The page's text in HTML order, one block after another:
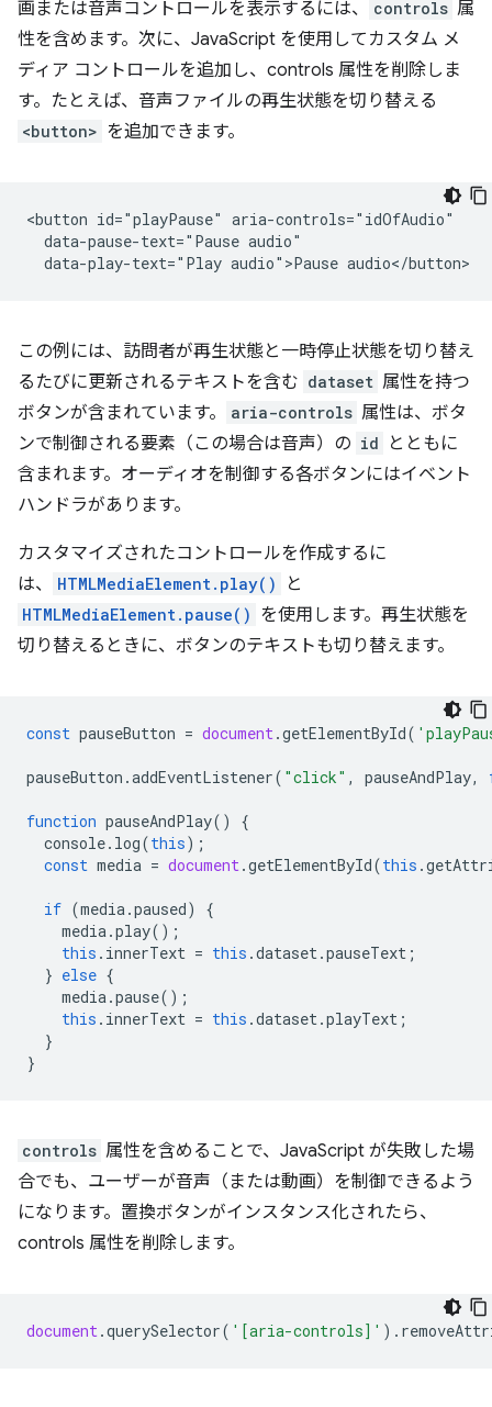
画または音声コントロールを表示するには、 controls 属
性を含めます。次に、JavaScript を使用してカスタム メ
ディア コントロールを追加し、controls 属性を削除しま
す。たとえば、音声ファイルの再生状態を切り替える
<button> を追加できます。
<button id="playPause" aria-controls="idOfAudio"
  data-pause-text="Pause audio"
この例には、訪問者が再生状態と一時停止状態を切り替え
るたびに更新されるテキストを含む dataset 属性を持つ
ボタンが含まれています。
aria-controls 属性は、ボタ
ンで制御される要素（この場合は音声）の id
とともに
含まれます。オーディオを制御する各ボタンにはイベント
ハンドラがあります。
カスタマイズされたコントロールを作成するに
は、
HTMLMediaElement.play() と
HTMLMediaElement.pause() を使用します。再生状態を
切り替えるときに、ボタンのテキストも切り替えます。
const pauseButton = document.getElementById(
pauseButton .addEventListener( "click" , pauseAndPlay,
function pauseAndPlay()
{
console. log(this);
const media = document.getElementById(this .
if (media.paused)
{
media.play();
this . innerText = this .dataset.pauseText ;
} else {
media.pause();
this . innerText = this .dataset.playText ;
}
}
controls 属性を含めることで、JavaScript が失敗した場
合でも、ユーザーが音声（または動画）を制御できるよう
になります。置換ボタンがインスタンス化されたら、
controls 属性を削除します。
document.querySelector( '[aria-controls]' ).